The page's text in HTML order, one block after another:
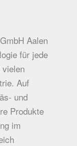
Aalen
für jede
vielen
Auf
und
Produkte
im